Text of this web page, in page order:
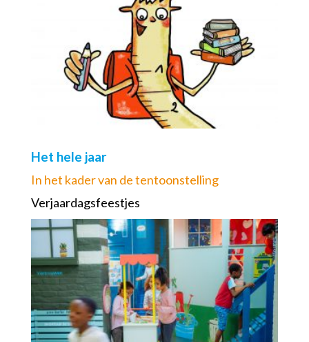
Het hele jaar
In het kader van de tentoonstelling
Verjaardagsfeestjes